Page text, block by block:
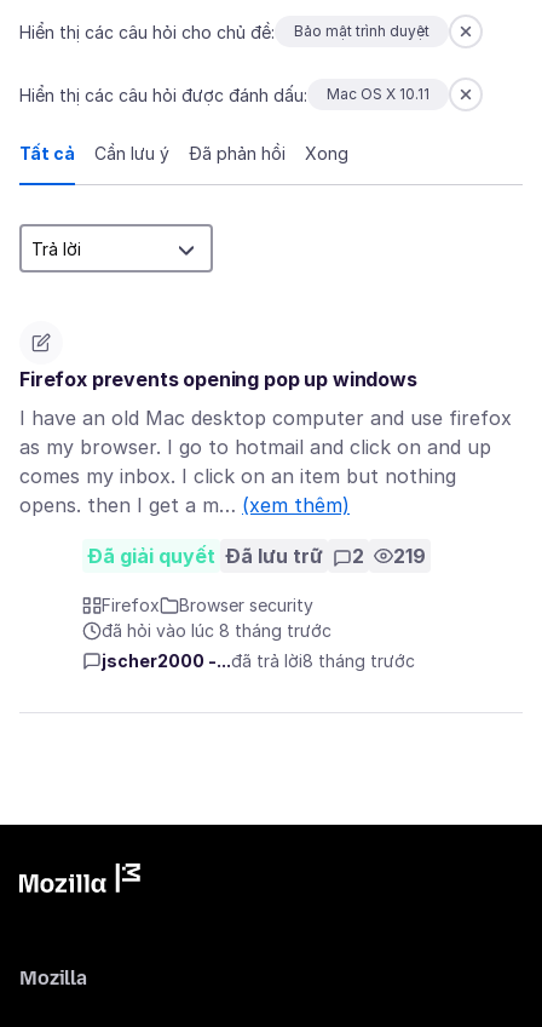
Hiển thị các câu hỏi cho chủ đề: Bảo mật trình duyệt
Hiển thị các câu hỏi được đánh dấu: Mac OS X 10.11
Tất cả Cần lưu ý Đã phản hồi Xong
Firefox prevents opening pop up windows
I have an old Mac desktop computer and use firefox
as my browser. I go to hotmail and click on and up
comes my inbox. I click on an item but nothing
opens. then I get a m… (xem thêm)
Đã giải quyết Đã lưu trữ 2 219
Firefox
Browser security
đã hỏi vào lúc 8 tháng trước
jscher2000 -...đã trả lời8 tháng trước
Mozilla